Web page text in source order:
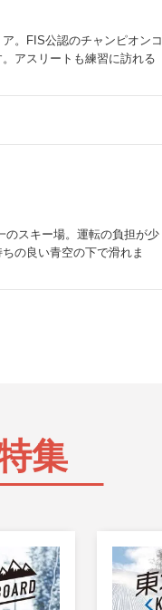
。FIS公認のチャンピオンコ
アスリートも練習に訪れる
のスキー場。運転の負担が少
の良い青空の下で滑れま
集